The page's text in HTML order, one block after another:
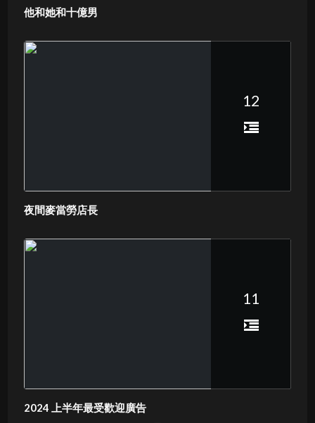
他和她和十億男
12
夜間麥當勞店長
11
2024 上半年最受歡迎廣告